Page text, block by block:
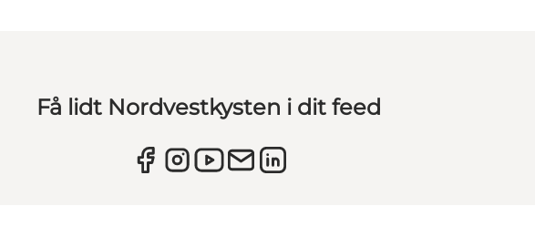
Få lidt Nordvestkysten i dit feed